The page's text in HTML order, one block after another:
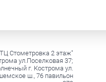
Стометровка 2 этаж"
ул.Поселковая 37;
г. Кострома ул.
ш., 76 павильон